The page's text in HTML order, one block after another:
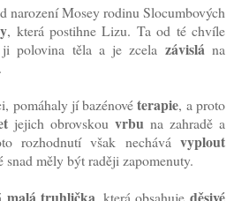
narození Mosey rodinu Slocumbových
, která postihne Lizu. Ta od té chvíle
polovina těla a je zcela závislána
pomáhaly jí bazénovéterapie, a proto
jejich obrovskou vrbu na zahradě a
rozhodnutí však nechává vyplout
snad měly být raději zapomenuty.
, která obsahuje